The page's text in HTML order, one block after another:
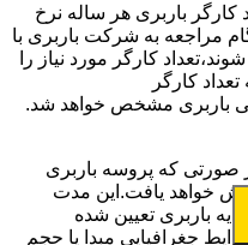
کارگر باربری هر ساله نرخ
مراجعه به شرکت باربری با
کارگر مورد نیاز را
کارگر
باربری مشخص خواهد شد.
صورتی که پروسه باربری
خواهد یافت.این مدت
باربری تعیین شده
جغرافیایی مبدا یا حجم